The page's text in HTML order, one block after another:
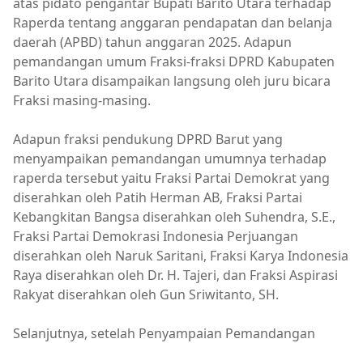
Raperda tentang anggaran pendapatan dan belanja
daerah (APBD) tahun anggaran 2025. Adapun
pemandangan umum Fraksi-fraksi DPRD Kabupaten
Barito Utara disampaikan langsung oleh juru bicara
Fraksi masing-masing.
Adapun fraksi pendukung DPRD Barut yang
menyampaikan pemandangan umumnya terhadap
raperda tersebut yaitu Fraksi Partai Demokrat yang
diserahkan oleh Patih Herman AB, Fraksi Partai
Kebangkitan Bangsa diserahkan oleh Suhendra, S.E.,
Fraksi Partai Demokrasi Indonesia Perjuangan
diserahkan oleh Naruk Saritani, Fraksi Karya Indonesia
Raya diserahkan oleh Dr. H. Tajeri, dan Fraksi Aspirasi
Rakyat diserahkan oleh Gun Sriwitanto, SH.
Selanjutnya, setelah Penyampaian Pemandangan